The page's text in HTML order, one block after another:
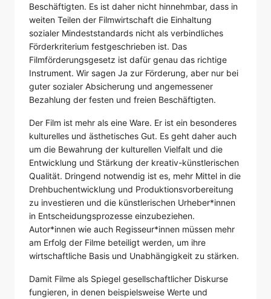
Beschäftigten. Es ist daher nicht hinnehmbar, dass in
weiten Teilen der Filmwirtschaft die Einhaltung
sozialer Mindeststandards nicht als verbindliches
Förderkriterium festgeschrieben ist. Das
Filmförderungsgesetz ist dafür genau das richtige
Instrument. Wir sagen Ja zur Förderung, aber nur bei
guter sozialer Absicherung und angemessener
Bezahlung der festen und freien Beschäftigten.
Der Film ist mehr als eine Ware. Er ist ein besonderes
kulturelles und ästhetisches Gut. Es geht daher auch
um die Bewahrung der kulturellen Vielfalt und die
Entwicklung und Stärkung der kreativ-künstlerischen
Qualität. Dringend notwendig ist es, mehr Mittel in die
Drehbuchentwicklung und Produktionsvorbereitung
zu investieren und die künstlerischen Urheber*innen
in Entscheidungsprozesse einzubeziehen.
Autor*innen wie auch Regisseur*innen müssen mehr
am Erfolg der Filme beteiligt werden, um ihre
wirtschaftliche Basis und Unabhängigkeit zu stärken.
Damit Filme als Spiegel gesellschaftlicher Diskurse
fungieren, in denen beispielsweise Werte und